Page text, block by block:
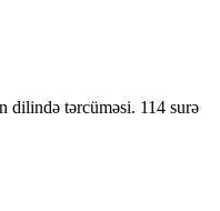
dilində tərcüməsi. 114 surə